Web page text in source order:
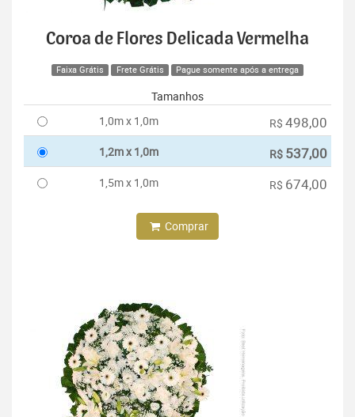
Coroa de Flores Delicada Vermelha
Faixa Grátis Frete Grátis Pague somente após a entrega
Tamanhos
1,0m x 1,0m
R$ 498,00
1,2m x 1,0m R$ 537,00
1,5m x 1,0m R$ 674,00
Comprar